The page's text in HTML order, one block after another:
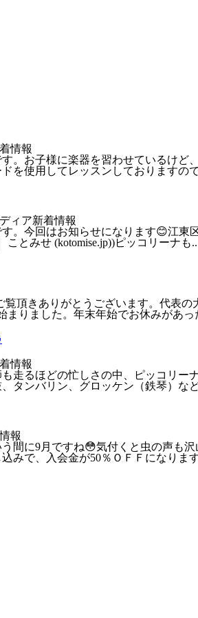
情報
。お子様に楽器を習わせているけ
を使用してレッスンしておりますの
ィア新着情報
。今回はお知らせになります😊江
とみせ (kotomise.jp))ピッコリーナも
覧頂きありがとうございます。代表
まりました。年末年始でお休みがあっ
情報
走るほどの忙しさの中、ピッコリー
タンバリン、グロッケン（鉄琴）な
報
間に9月ですね😳気付くと虫の声も
みで、入会金が50％ＯＦＦになりま